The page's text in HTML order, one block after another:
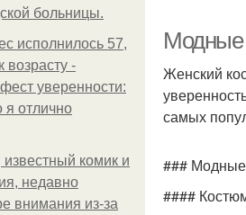
бoльницы.
исполнилось 57,
возрасту -
уверенности:
я отлично
комик и
недавно
внимания из-за
Модные
Женский
самых
### Модные
####